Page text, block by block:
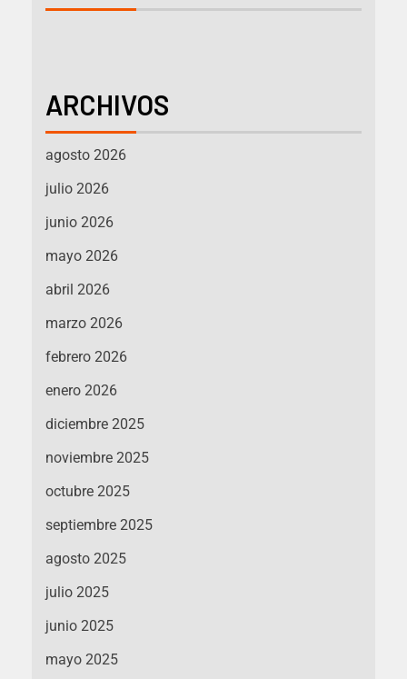
ARCHIVOS
agosto 2026
julio 2026
junio 2026
mayo 2026
abril 2026
marzo 2026
febrero 2026
enero 2026
diciembre 2025
noviembre 2025
octubre 2025
septiembre 2025
agosto 2025
julio 2025
junio 2025
mayo 2025